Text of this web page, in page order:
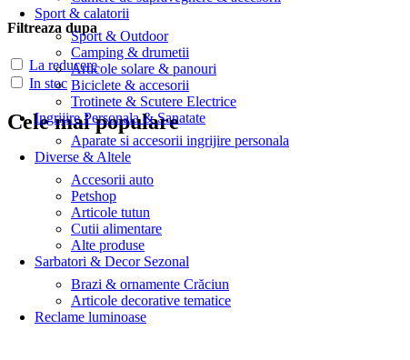
Sport & calatorii
Sport & Outdoor
Camping & drumetii
Articole solare & panouri
Biciclete & accesorii
Trotinete & Scutere Electrice
Ingrijire Personala & Sanatate
Aparate si accesorii ingrijire personala
Diverse & Altele
Accesorii auto
Petshop
Articole tutun
Cutii alimentare
Alte produse
Sarbatori & Decor Sezonal
Brazi & ornamente Crăciun
Articole decorative tematice
Reclame luminoase
Filtreaza dupa
La reducere
In stoc
Cele mai populare